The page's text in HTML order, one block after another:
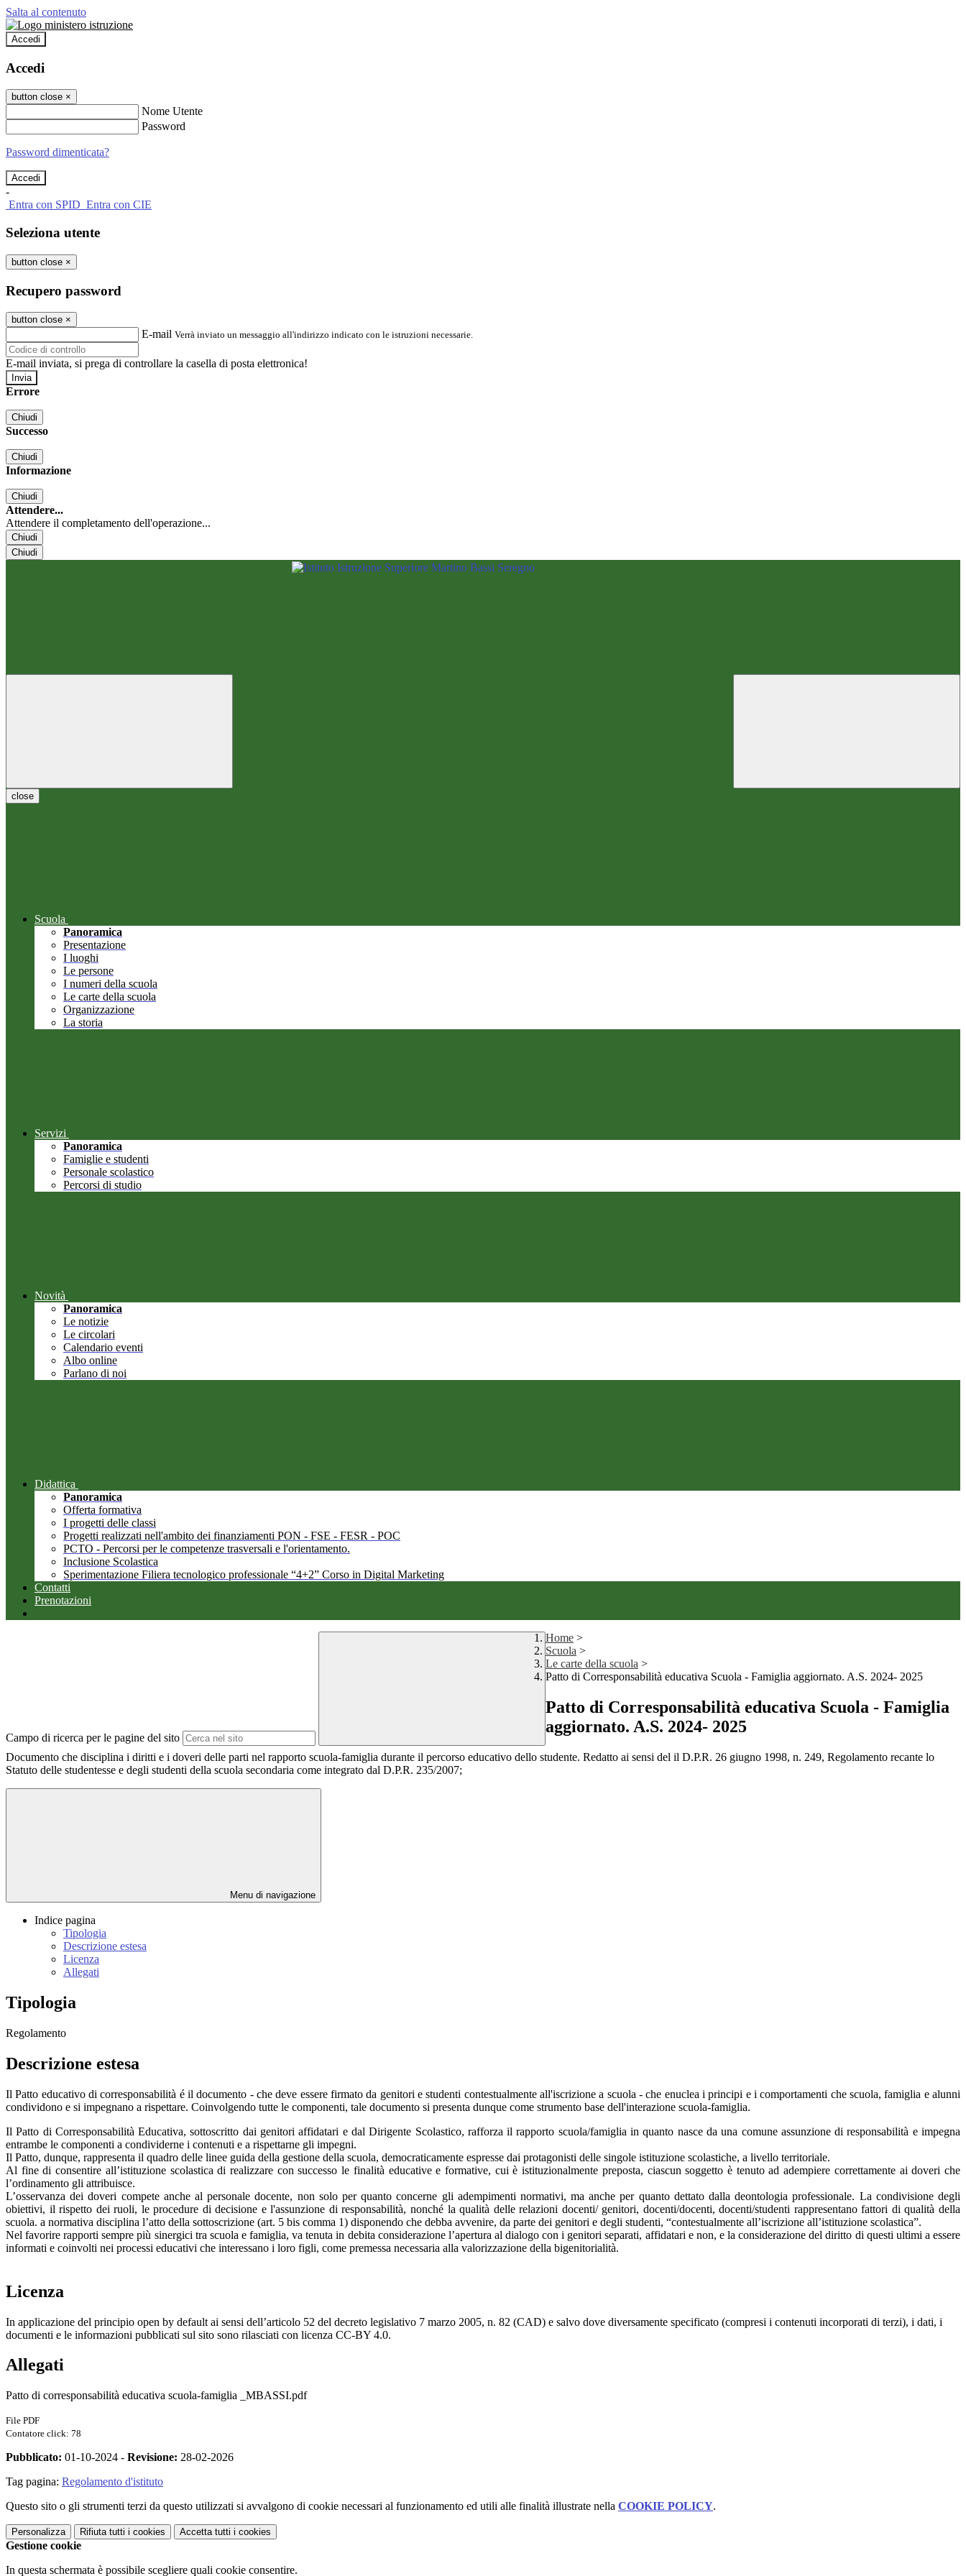
Salta al contenuto
Accedi
Accedi
button close ×
Nome Utente
Password
Password dimenticata?
-
Entra con SPID Entra con CIE
Seleziona utente
button close ×
Recupero password
button close ×
E-mail Verrà inviato un messaggio all'indirizzo indicato con le istruzioni necessarie.
E-mail inviata, si prega di controllare la casella di posta elettronica!
Errore
Chiudi
Successo
Chiudi
Informazione
Chiudi
Attendere...
Attendere il completamento dell'operazione...
Chiudi
Chiudi
close
Scuola
Panoramica
Presentazione
I luoghi
Le persone
I numeri della scuola
Le carte della scuola
Organizzazione
La storia
Servizi
Panoramica
Famiglie e studenti
Personale scolastico
Percorsi di studio
Novità
Panoramica
Le notizie
Le circolari
Calendario eventi
Albo online
Parlano di noi
Didattica
Panoramica
Offerta formativa
I progetti delle classi
Progetti realizzati nell'ambito dei finanziamenti PON - FSE - FESR - POC
PCTO - Percorsi per le competenze trasversali e l'orientamento.
Inclusione Scolastica
Sperimentazione Filiera tecnologico professionale “4+2” Corso in Digital Marketing
Contatti
Prenotazioni
Campo di ricerca per le pagine del sito
Home >
Scuola >
Le carte della scuola >
Patto di Corresponsabilità educativa Scuola - Famiglia aggiornato. A.S. 2024- 2025
Patto di Corresponsabilità educativa Scuola - Famiglia
aggiornato. A.S. 2024- 2025
Documento che disciplina i diritti e i doveri delle parti nel rapporto scuola-famiglia durante il percorso educativo dello studente. Redatto ai sensi del il D.P.R. 26 giugno 1998, n. 249, Regolamento recante lo
Statuto delle studentesse e degli studenti della scuola secondaria come integrato dal D.P.R. 235/2007;
Menu di navigazione
Indice pagina
Tipologia
Descrizione estesa
Licenza
Allegati
Tipologia
Regolamento
Descrizione estesa
Il Patto educativo di corresponsabilità é il documento - che deve essere firmato da genitori e studenti contestualmente all'iscrizione a scuola - che enuclea i principi e i comportamenti che scuola, famiglia e alunni
condividono e si impegnano a rispettare. Coinvolgendo tutte le componenti, tale documento si presenta dunque come strumento base dell'interazione scuola-famiglia.
Il Patto di Corresponsabilità Educativa, sottoscritto dai genitori affidatari e dal Dirigente Scolastico, rafforza il rapporto scuola/famiglia in quanto nasce da una comune assunzione di responsabilità e impegna
entrambe le componenti a condividerne i contenuti e a rispettarne gli impegni.
Il Patto, dunque, rappresenta il quadro delle linee guida della gestione della scuola, democraticamente espresse dai protagonisti delle singole istituzione scolastiche, a livello territoriale.
Al fine di consentire all’istituzione scolastica di realizzare con successo le finalità educative e formative, cui è istituzionalmente preposta, ciascun soggetto è tenuto ad adempiere correttamente ai doveri che
l’ordinamento gli attribuisce.
L’osservanza dei doveri compete anche al personale docente, non solo per quanto concerne gli adempimenti normativi, ma anche per quanto dettato dalla deontologia professionale. La condivisione degli
obiettivi, il rispetto dei ruoli, le procedure di decisione e l'assunzione di responsabilità, nonché la qualità delle relazioni docenti/ genitori, docenti/docenti, docenti/studenti rappresentano fattori di qualità della
scuola. a normativa disciplina l’atto della sottoscrizione (art. 5 bis comma 1) disponendo che debba avvenire, da parte dei genitori e degli studenti, “contestualmente all’iscrizione all’istituzione scolastica”.
Nel favorire rapporti sempre più sinergici tra scuola e famiglia, va tenuta in debita considerazione l’apertura al dialogo con i genitori separati, affidatari e non, e la considerazione del diritto di questi ultimi a essere
informati e coinvolti nei processi educativi che interessano i loro figli, come premessa necessaria alla valorizzazione della bigenitorialità.
Licenza
In applicazione del principio open by default ai sensi dell’articolo 52 del decreto legislativo 7 marzo 2005, n. 82 (CAD) e salvo dove diversamente specificato (compresi i contenuti incorporati di terzi), i dati, i
documenti e le informazioni pubblicati sul sito sono rilasciati con licenza CC-BY 4.0.
Allegati
Patto di corresponsabilità educativa scuola-famiglia _MBASSI.pdf
File PDF
Contatore click: 78
Pubblicato: 01-10-2024 - Revisione: 28-02-2026
Tag pagina: Regolamento d'istituto
Questo sito o gli strumenti terzi da questo utilizzati si avvalgono di cookie necessari al funzionamento ed utili alle finalità illustrate nella COOKIE POLICY.
Personalizza Rifiuta tutti i cookies Accetta tutti i cookies
Gestione cookie
In questa schermata è possibile scegliere quali cookie consentire.